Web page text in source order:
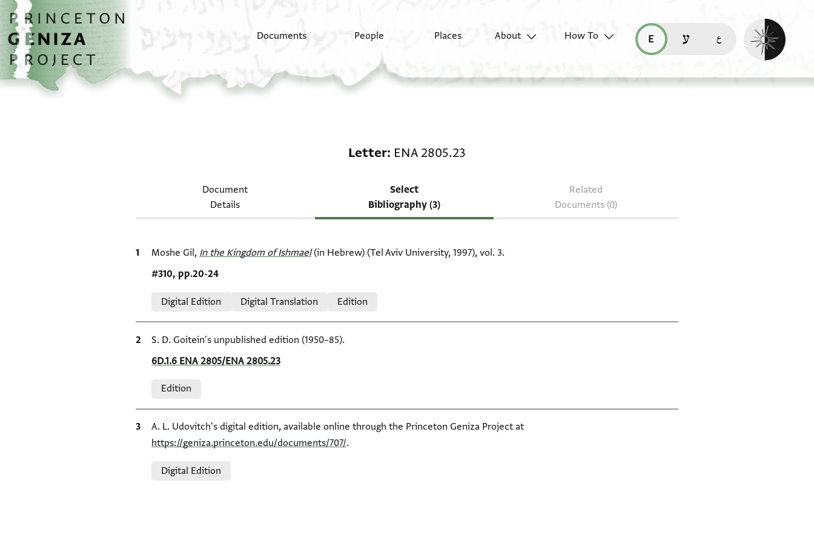
Skip to main content
home
Documents People Places About
How To
read this page in English (en)
קריאת העמוד ב-עברית (he)
Enable dark
Letter ENA 2805.23
Document
Details
Select
Bibliography (3)
Related
Documents (0)
Bibliographic citation
Moshe Gil, In the Kingdom of Ishmael‎(in Hebrew) (Tel Aviv University, 1997), vol. 3.
Location in source
#310, pp.20-24
Digital Edition
Digital Translation Edition
Bibliographic citation
S. D. Goitein's unpublished edition (1950–85).
Location in source
6D.1.6 ENA 2805/ENA 2805.23
Edition
Bibliographic citation
A. L. Udovitch's digital edition, available online through the Princeton Geniza Project at
https://geniza.princeton.edu/documents/707/.
Digital Edition